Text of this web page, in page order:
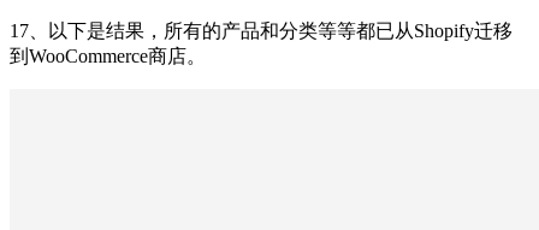
17、以下是结果，所有的产品和分类等等都已从Shopify迁移
到WooCommerce商店。